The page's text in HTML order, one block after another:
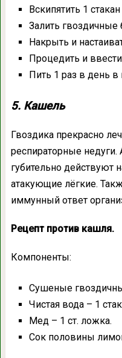
Вскипятить 1
Залить гвоздичные
Накрыть и
Процедить и
Пить 1 раз в день
5. Кашель
Гвоздика прекрасно
респираторные
губительно действуют
атакующие лёгкие.
иммунный ответ
Рецепт против кашля.
Компоненты:
Сушеные
Чистая вода – 1
Мед – 1 ст. ложка.
Сок половины